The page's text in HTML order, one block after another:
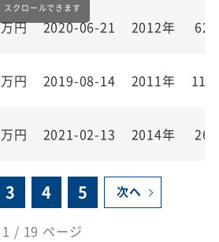
万円 2020-06-21 2012年
万円 2019-08-14 2011年
万円 2021-02-13 2014年
3 4 5 次へ
1 / 19 ページ